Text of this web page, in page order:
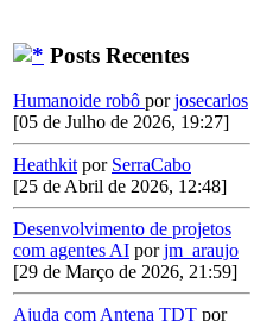
Posts Recentes
Humanoide robô porjosecarlos
[05 de Julho de 2026, 19:27]
Heathkit por SerraCabo
[25 de Abril de 2026, 12:48]
Desenvolvimento de projetos
com agentes AI porjm_araujo
[29 de Março de 2026, 21:59]
Ajuda com Antena TDT por